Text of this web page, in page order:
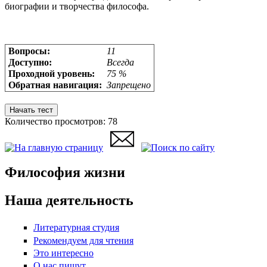
биографии и творчества философа.
Вопросы:
11
Доступно:
Всегда
Проходной уровень:
75 %
Обратная навигация: Запрещено
Количество просмотров: 78
Философия жизни
Наша деятельность
Литературная студия
Рекомендуем для чтения
Это интересно